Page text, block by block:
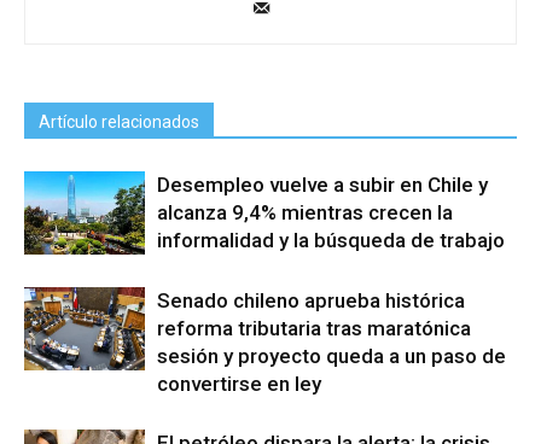
Artículo relacionados
Desempleo vuelve a subir en Chile y
alcanza 9,4% mientras crecen la
informalidad y la búsqueda de trabajo
Senado chileno aprueba histórica
reforma tributaria tras maratónica
sesión y proyecto queda a un paso de
convertirse en ley